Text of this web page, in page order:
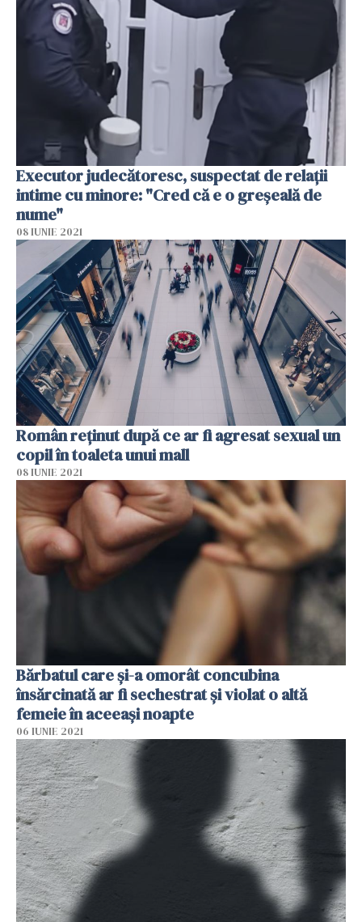
Executor judecătoresc, suspectat de relaţii
intime cu minore: "Cred că e o greşeală de
nume"
08 IUNIE 2021
Român reţinut după ce ar fi agresat sexual un
copil în toaleta unui mall
08 IUNIE 2021
Bărbatul care şi-a omorât concubina
însărcinată ar fi sechestrat şi violat o altă
femeie în aceeaşi noapte
06 IUNIE 2021